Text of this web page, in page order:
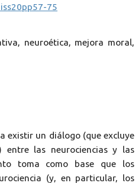
75
neuroética, mejora moral,
existir un diálogo (que excluye
entre las neurociencias y las
toma como base que los
(y, en particular, los